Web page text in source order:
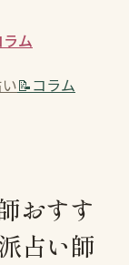
ラム
📝コラム
おすす
占い師